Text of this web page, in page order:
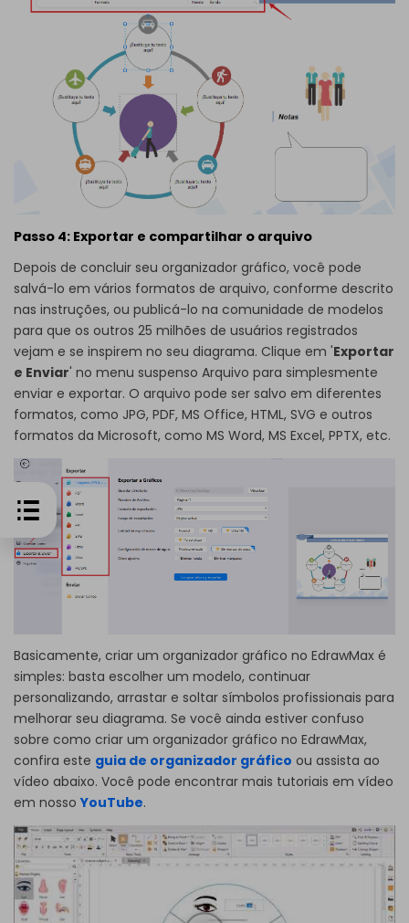
Passo 4: Exportar e compartilhar o arquivo
Depois de concluir seu organizador gráfico, você pode
salvá-lo em vários formatos de arquivo, conforme descrito
nas instruções, ou publicá-lo na comunidade de modelos
para que os outros 25 milhões de usuários registrados
vejam e se inspirem no seu diagrama. Clique em 'Exportar
e Enviar' no menu suspenso Arquivo para simplesmente
enviar e exportar. O arquivo pode ser salvo em diferentes
formatos, como JPG, PDF, MS Office, HTML, SVG e outros
formatos da Microsoft, como MS Word, MS Excel, PPTX, etc.
Basicamente, criar um organizador gráfico no EdrawMax é
simples: basta escolher um modelo, continuar
personalizando, arrastar e soltar símbolos profissionais para
melhorar seu diagrama. Se você ainda estiver confuso
sobre como criar um organizador gráfico no EdrawMax,
confira este guia de organizador gráfico ou assista ao
vídeo abaixo. Você pode encontrar mais tutoriais em vídeo
em nossoYouTube.